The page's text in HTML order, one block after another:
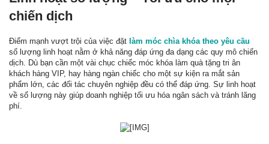
chiến dịch
Điểm mạnh vượt trội của việc đặt làm móc chìa khóa theo yêu cầu
số lượng linh hoạt nằm ở khả năng đáp ứng đa dạng các quy mô chiến
dịch. Dù bạn cần một vài chục chiếc móc khóa làm quà tặng tri ân
khách hàng VIP, hay hàng ngàn chiếc cho một sự kiện ra mắt sản
phẩm lớn, các đối tác chuyên nghiệp đều có thể đáp ứng. Sự linh hoạt
về số lượng này giúp doanh nghiệp tối ưu hóa ngân sách và tránh lãng
phí.